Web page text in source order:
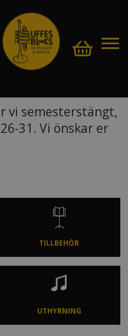
vi semesterstängt,
31. Vi önskar er
TILLBEHÖR
UTHYRNING